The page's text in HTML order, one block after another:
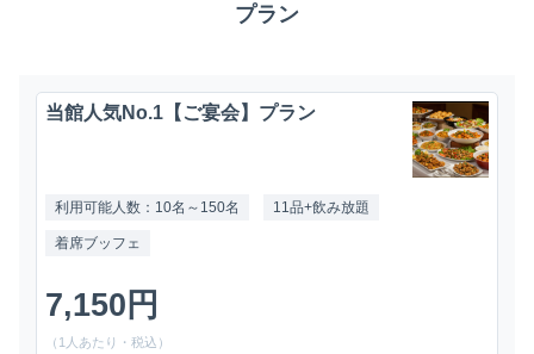
プラン
当館人気No.1【ご宴会】プラン
利用可能人数：10名～150名 11品+飲み放題
着席ブッフェ
7,150円
（1人あたり・税込）